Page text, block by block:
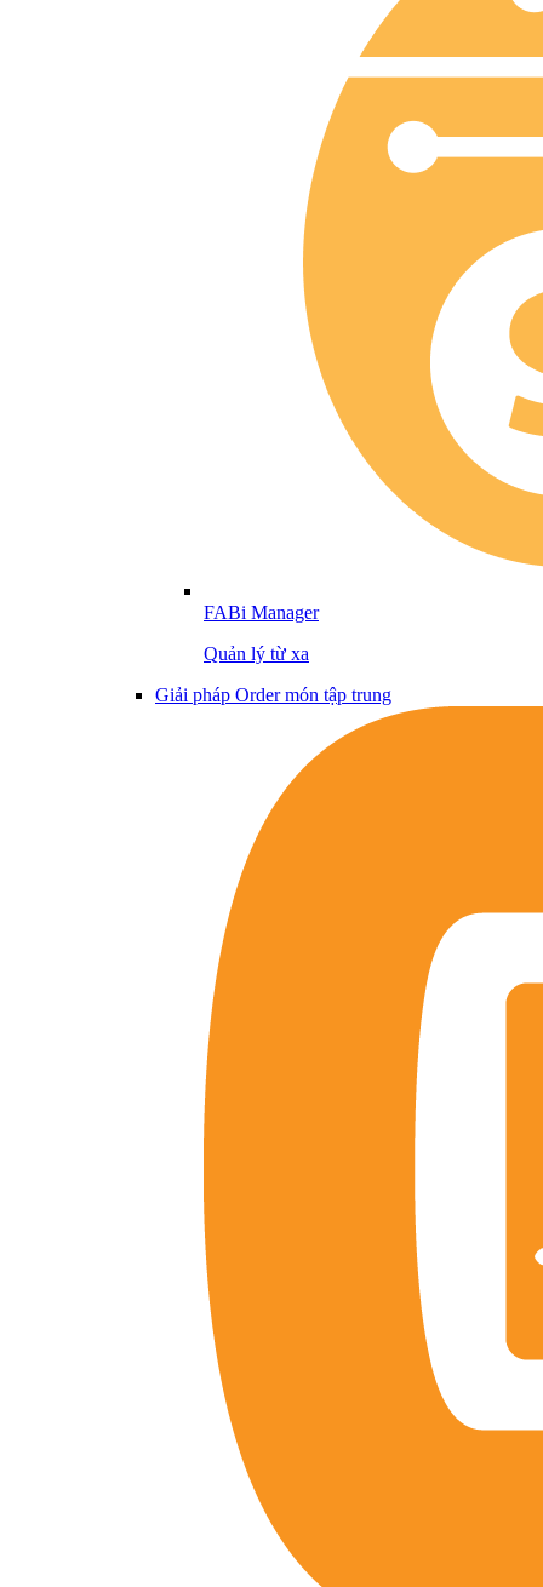
FABi Manager
Quản lý từ xa
Giải pháp Order món tập trung